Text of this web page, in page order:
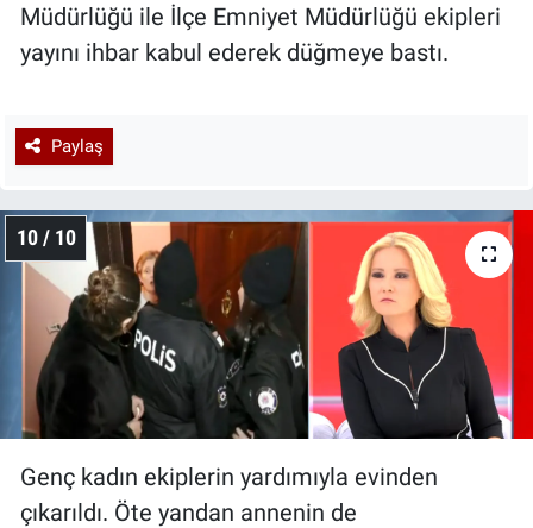
Müdürlüğü ile İlçe Emniyet Müdürlüğü ekipleri
yayını ihbar kabul ederek düğmeye bastı.
Paylaş
10 / 10
Genç kadın ekiplerin yardımıyla evinden
çıkarıldı. Öte yandan annenin de